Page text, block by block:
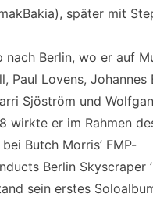
später mit
nach Berlin, wo er auf
Paul Lovens, Johannes
Sjöström und
wirkte er im Rahmen
Butch Morris’ FMP-
Berlin Skyscraper
sein erstes